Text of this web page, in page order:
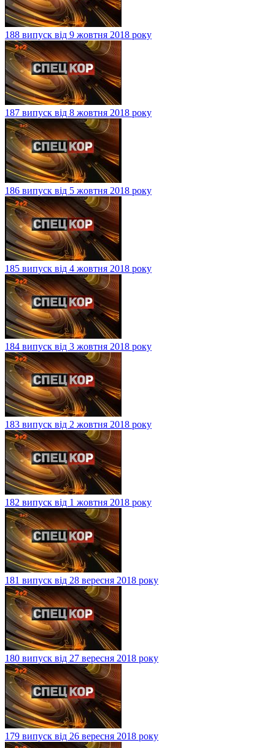
188 випуск від 9 жовтня 2018 року
187 випуск від 8 жовтня 2018 року
186 випуск від 5 жовтня 2018 року
185 випуск від 4 жовтня 2018 року
184 випуск від 3 жовтня 2018 року
183 випуск від 2 жовтня 2018 року
182 випуск від 1 жовтня 2018 року
181 випуск від 28 вересня 2018 року
180 випуск від 27 вересня 2018 року
179 випуск від 26 вересня 2018 року